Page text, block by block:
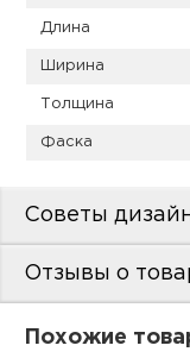
Длина
Ширина
Толщина
Фаска
Советы
Отзывы о
Похожие